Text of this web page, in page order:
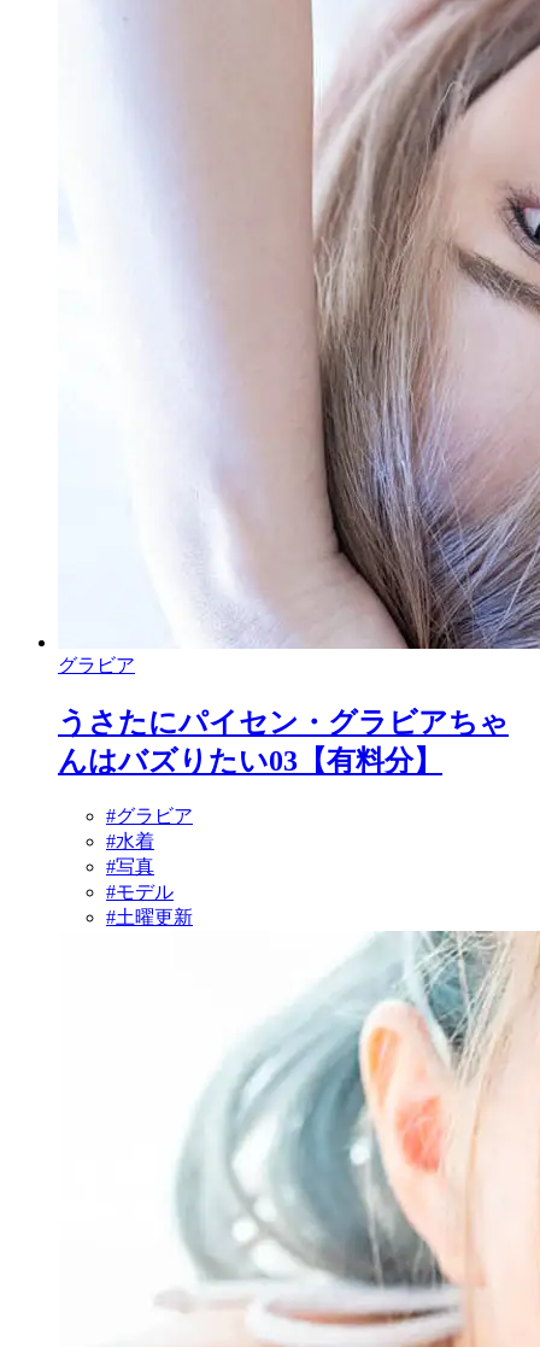
グラビア
うさたにパイセン・グラビアちゃ
んはバズりたい03【有料分】
#グラビア
#水着
#写真
#モデル
#土曜更新